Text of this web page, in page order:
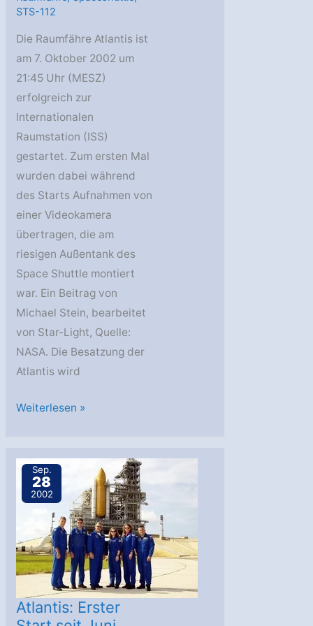
STS-112
Die Raumfähre Atlantis ist
am 7. Oktober 2002 um
21:45 Uhr (MESZ)
erfolgreich zur
Internationalen
Raumstation (ISS)
gestartet. Zum ersten Mal
wurden dabei während
des Starts Aufnahmen von
einer Videokamera
übertragen, die am
riesigen Außentank des
Space Shuttle montiert
war. Ein Beitrag von
Michael Stein, bearbeitet
von Star-Light, Quelle:
NASA. Die Besatzung der
Atlantis wird
Space
gestartet
Weiterlesen »
Sep.
28
2002
Atlantis: Erster